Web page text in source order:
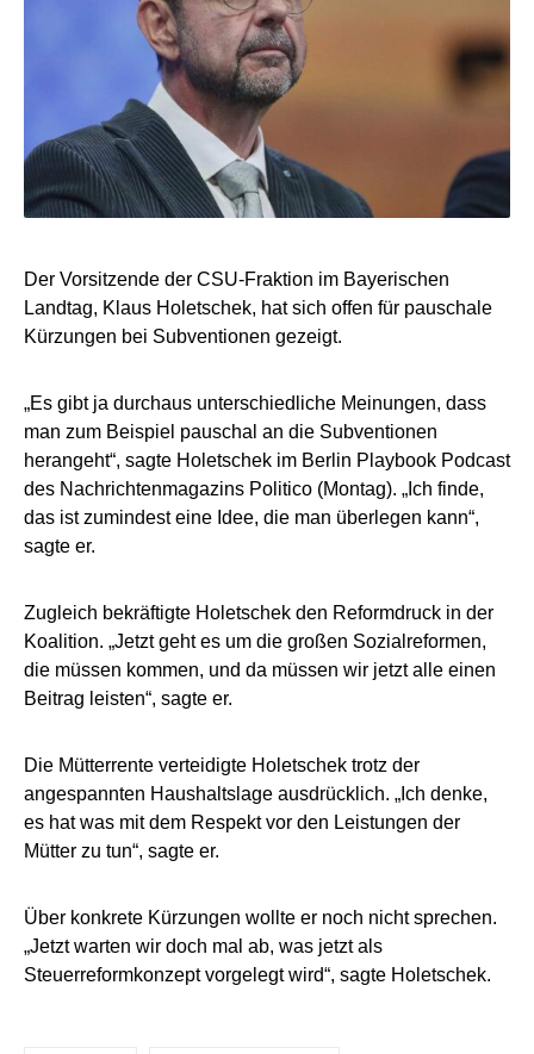
Der Vorsitzende der CSU-Fraktion im Bayerischen
Landtag, Klaus Holetschek, hat sich offen für pauschale
Kürzungen bei Subventionen gezeigt.
„Es gibt ja durchaus unterschiedliche Meinungen, dass
man zum Beispiel pauschal an die Subventionen
herangeht“, sagte Holetschek im Berlin Playbook Podcast
des Nachrichtenmagazins Politico (Montag). „Ich finde,
das ist zumindest eine Idee, die man überlegen kann“,
sagte er.
Zugleich bekräftigte Holetschek den Reformdruck in der
Koalition. „Jetzt geht es um die großen Sozialreformen,
die müssen kommen, und da müssen wir jetzt alle einen
Beitrag leisten“, sagte er.
Die Mütterrente verteidigte Holetschek trotz der
angespannten Haushaltslage ausdrücklich. „Ich denke,
es hat was mit dem Respekt vor den Leistungen der
Mütter zu tun“, sagte er.
Über konkrete Kürzungen wollte er noch nicht sprechen.
„Jetzt warten wir doch mal ab, was jetzt als
Steuerreformkonzept vorgelegt wird“, sagte Holetschek.